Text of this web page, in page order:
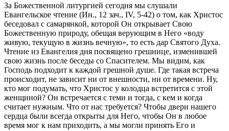
За Божественной литургией сегодня мы слушали
Евангельское чтение (Ин., 12 зач., IV, 5-42) о том, как Христос
беседовал с самарянкой, которой Он открывает Свою
Божественную природу, обещая верующим в Него «воду
живую, текущую в жизнь вечную», то есть дар Святого Духа.
Чтение из Евангелия дня посвящено грешнице, изменившей
свою жизнь после беседы со Спасителем. Мы видим, как
Господь подходит к каждой грешной душе. Где такая встреча
происходит, не зависит ни от внешности, ни от времени. Ну,
кто мог подумать, что Христос у колодца встретится с этой
женщиной? Он встречается с теми и тогда, с кем и когда
считает нужным. Что от нас требуется? Чтобы двери нашего
сердца были всегда открыты для Него, чтобы Он в любое
время мог к нам приходить, а мы могли принять Его и